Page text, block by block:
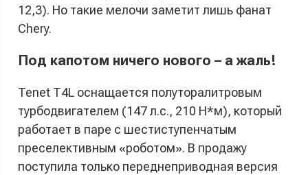
12,3). Но такие мелочи заметит лишь фанат
Chery.
Под капотом ничего нового – а жаль!
Tenet T4L оснащается полуторалитровым
турбодвигателем (147 л.с., 210 Н*м), который
работает в паре с шестиступенчатым
преселективным «роботом». В продажу
поступила только переднеприводная версия